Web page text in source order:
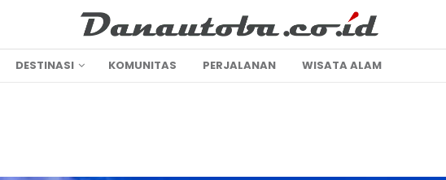
DESTINASI KOMUNITAS PERJALANAN WISATA ALAM